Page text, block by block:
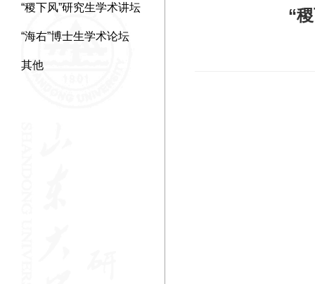
“稷下风”研究生学术讲坛
“海右”博士生学术论坛
其他
“